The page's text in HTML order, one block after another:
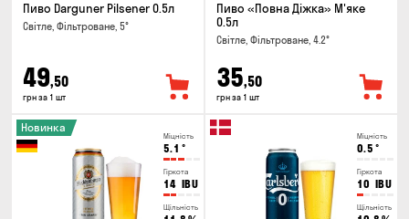
Пиво Darguner Pilsener 0.5л
Світле, Фільтроване, 5°
49,50
грн за 1 шт
Пиво «Повна Діжка» М'яке
0.5л
Світле, Фільтроване, 4.2°
35,50
грн за 1 шт
Міцність
5.1 °
Гіркота
14 IBU
Щільність
Новинка
Міцність
0.5 °
Гіркота
10 IBU
Щільність